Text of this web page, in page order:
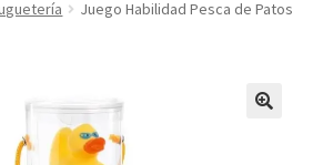
Juego Habilidad Pesca de Patos